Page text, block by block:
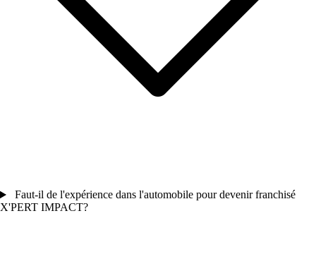
Faut-il de l'expérience dans l'automobile pour devenir franchisé
X'PERT IMPACT?